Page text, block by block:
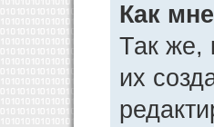
Как
Так же,
их